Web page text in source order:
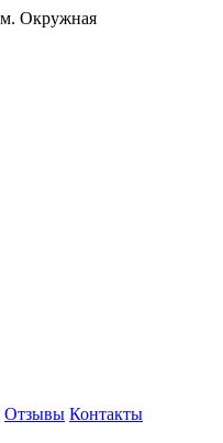
Окружная
Отзывы Контакты